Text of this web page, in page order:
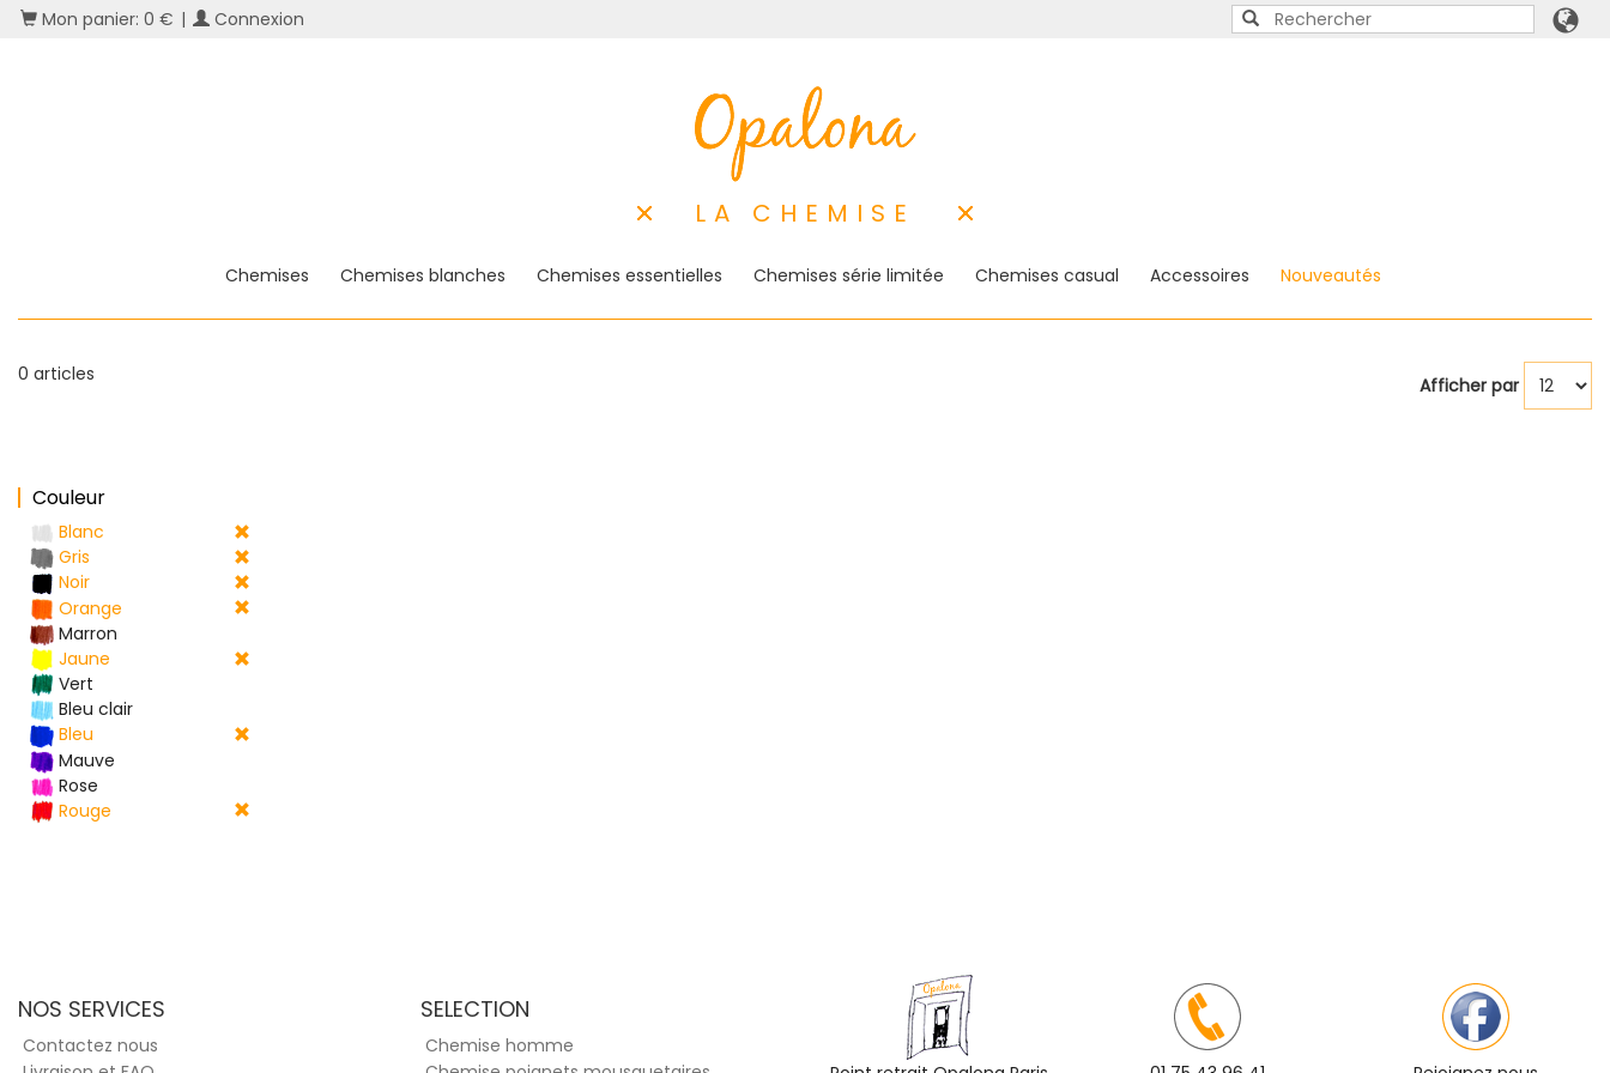
Mon panier: 0 € | Connexion
LA CHEMISE
Chemises Chemises blanches Chemises essentielles Chemises série limitée Chemises casual Accessoires Nouveautés
0 articles Afficher par
Couleur
Blanc
Gris
Noir
Orange
Marron
Jaune
Vert
Bleu clair
Bleu
Mauve
Rose
Rouge
NOS SERVICES
Contactez nous
SELECTION
Chemise homme